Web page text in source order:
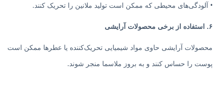
• آلودگی‌های محیطی که ممکن است تولید ملانین را تحریک کنند.
۶. استفاده از برخی محصولات آرایشی
محصولات آرایشی حاوی مواد شیمیایی تحریک‌کننده یا عطرها ممکن است
پوست را حساس کنند و به بروز ملاسما منجر شوند.